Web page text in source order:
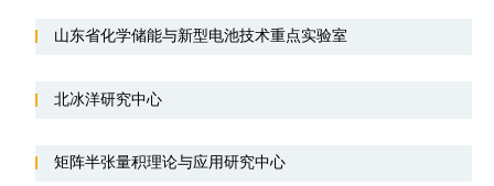
山东省化学储能与新型电池技术重点实验室
北冰洋研究中心
矩阵半张量积理论与应用研究中心